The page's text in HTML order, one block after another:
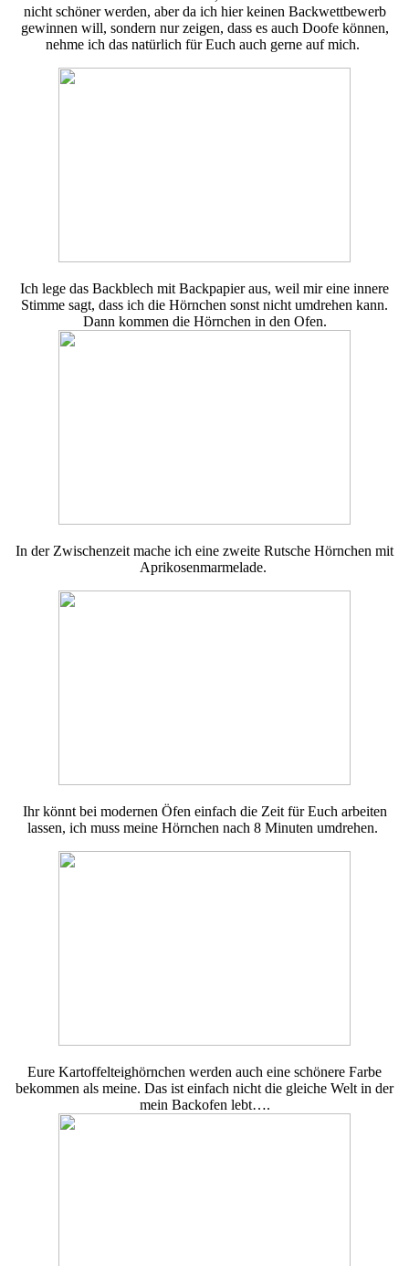
nicht schöner werden, aber da ich hier keinen Backwettbewerb
gewinnen will, sondern nur zeigen, dass es auch Doofe können,
nehme ich das natürlich für Euch auch gerne auf mich.
Ich lege das Backblech mit Backpapier aus, weil mir eine innere
Stimme sagt, dass ich die Hörnchen sonst nicht umdrehen kann.
Dann kommen die Hörnchen in den Ofen.
In der Zwischenzeit mache ich eine zweite Rutsche Hörnchen mit
Aprikosenmarmelade.
Ihr könnt bei modernen Öfen einfach die Zeit für Euch arbeiten
lassen, ich muss meine Hörnchen nach 8 Minuten umdrehen.
Eure Kartoffelteighörnchen werden auch eine schönere Farbe
bekommen als meine. Das ist einfach nicht die gleiche Welt in der
mein Backofen lebt….